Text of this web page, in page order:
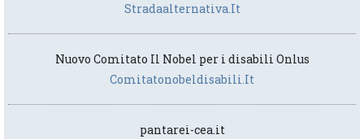
Stradaalternativa.it
Nuovo Comitato Il Nobel per i disabili Onlus
Comitatonobeldisabili.it
pantarei-cea.it